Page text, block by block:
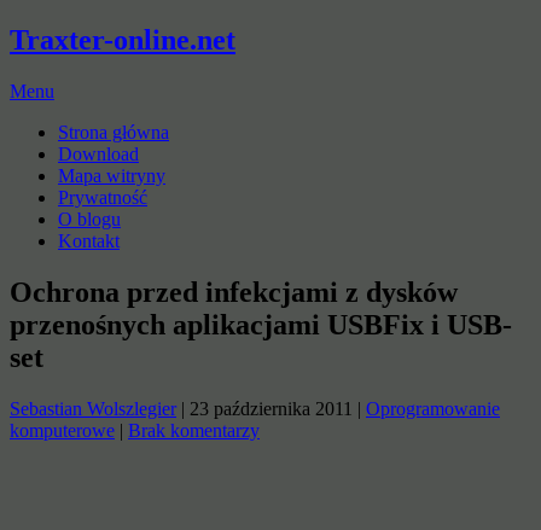
Traxter-online.net
Menu
Strona główna
Download
Mapa witryny
Prywatność
O blogu
Kontakt
Ochrona przed infekcjami z dysków
przenośnych aplikacjami USBFix i USB-
set
Sebastian Wolszlegier| 23 października 2011 | Oprogramowanie
komputerowe | Brak komentarzy